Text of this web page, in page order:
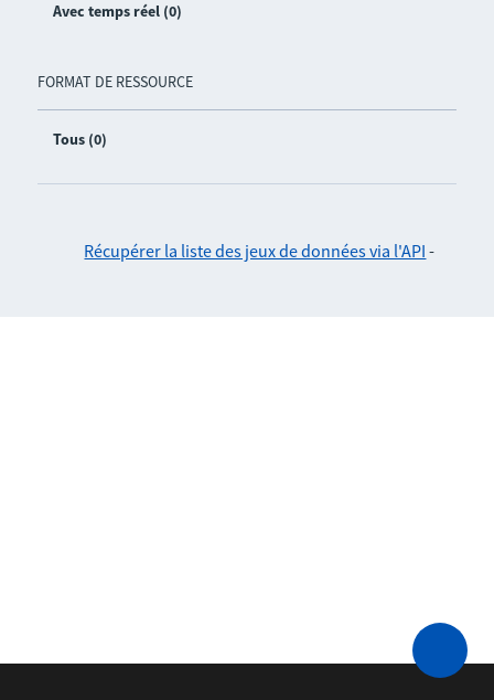
Avec temps réel (0)
FORMAT DE RESSOURCE
Tous (0)
Récupérer la liste des jeux de données via l'API -